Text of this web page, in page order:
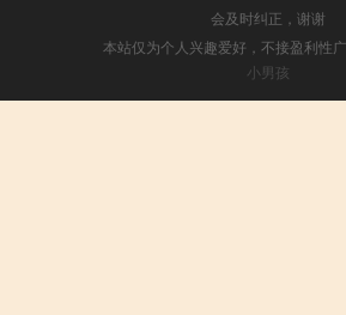
会及时纠正，谢谢
本站仅为个人兴趣爱好，不接盈利性
小男孩